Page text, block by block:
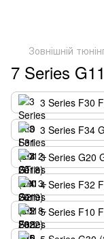
Зовнішній
7 Series
3 Series F30
3 Series F34
3 Series G20
4 Series F32
5 Series F10